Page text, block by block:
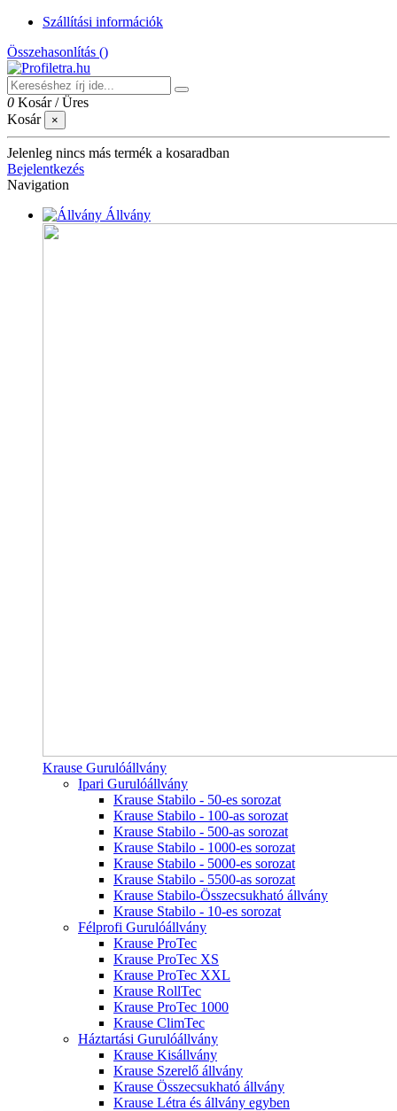
Szállítási információk
Összehasonlítás ()
0 Kosár /Üres
Kosár
×
Jelenleg nincs más termék a kosaradban
Bejelentkezés
Navigation
Állvány
Krause Gurulóállvány
Ipari Gurulóállvány
Krause Stabilo - 50-es sorozat
Krause Stabilo - 100-as sorozat
Krause Stabilo - 500-as sorozat
Krause Stabilo - 1000-es sorozat
Krause Stabilo - 5000-es sorozat
Krause Stabilo - 5500-as sorozat
Krause Stabilo-Összecsukható állvány
Krause Stabilo - 10-es sorozat
Félprofi Gurulóállvány
Krause ProTec
Krause ProTec XS
Krause ProTec XXL
Krause RollTec
Krause ProTec 1000
Krause ClimTec
Háztartási Gurulóállvány
Krause Kisállvány
Krause Szerelő állvány
Krause Összecsukható állvány
Krause Létra és állvány egyben